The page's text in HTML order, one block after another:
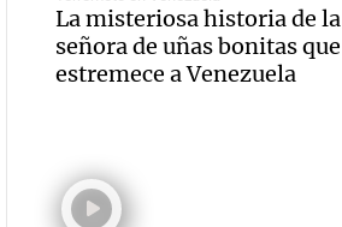
La misteriosa historia de la
señora de uñas bonitas que
estremece a Venezuela